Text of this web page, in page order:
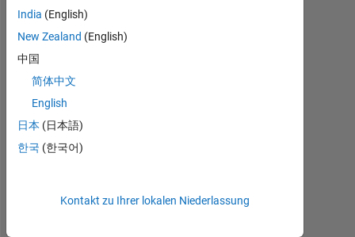
0
RANG
of
REPUTATION
India (English)
New Zealand (English)
中国
简体中文
English
日本 (日本語)
한국 (한국어)
Kontakt zu Ihrer lokalen Niederlassung